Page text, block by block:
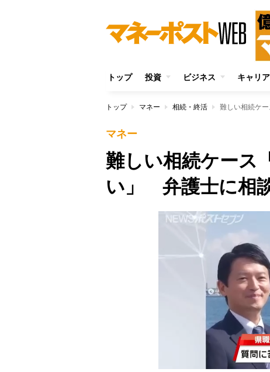
トップ 投資 ビジネス キャリア
トップ マネー 相続・終活 難しい相続ケ
マネー
難しい相続ケース
い」 弁護士に相